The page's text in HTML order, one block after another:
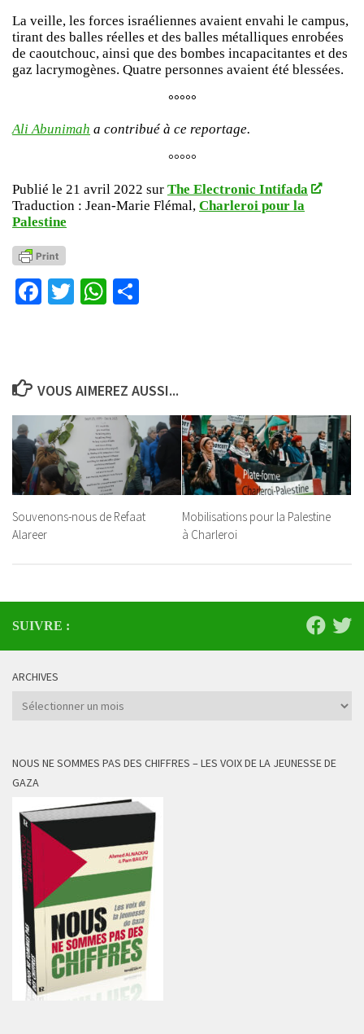
La veille, les forces israéliennes avaient envahi le campus,
tirant des balles réelles et des balles métalliques enrobées
de caoutchouc, ainsi que des bombes incapacitantes et des
gaz lacrymogènes. Quatre personnes avaient été blessées.
°°°°°
Ali Abunimah a contribué à ce reportage.
°°°°°
Publié le 21 avril 2022 sur The Electronic Intifada
Traduction : Jean-Marie Flémal, Charleroi pour la
Palestine
Facebook
TwitterWhatsApp
VOUS AIMEREZ AUSSI...
Souvenons-nous de Refaat
Alareer
Mobilisations pour la Palestine
à Charleroi
SUIVRE :
ARCHIVES
Archives
NOUS NE SOMMES PAS DES CHIFFRES – LES VOIX DE LA JEUNESSE DE
GAZA